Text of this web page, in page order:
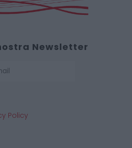
Newsletter
Policy